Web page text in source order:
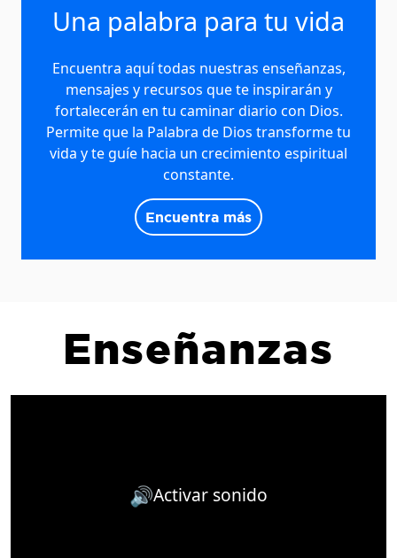
Una palabra para tu vida
Encuentra aquí todas nuestras enseñanzas,
mensajes y recursos que te inspirarán y
fortalecerán en tu caminar diario con Dios.
Permite que la Palabra de Dios transforme tu
vida y te guíe hacia un crecimiento espiritual
constante.
Encuentra más
Enseñanzas
🔊Activar sonido